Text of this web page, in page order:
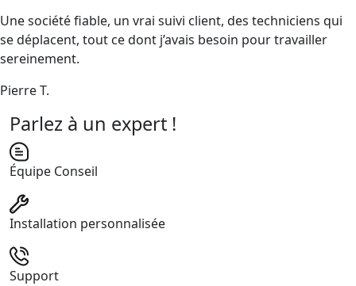
Une société fiable, un vrai suivi client, des techniciens qui
se déplacent, tout ce dont j’avais besoin pour travailler
sereinement.
Pierre T.
Parlez à un expert !
Équipe Conseil
Installation personnalisée
Support